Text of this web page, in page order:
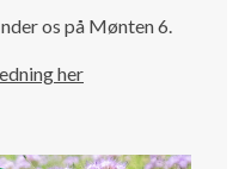
os på Mønten 6.
her